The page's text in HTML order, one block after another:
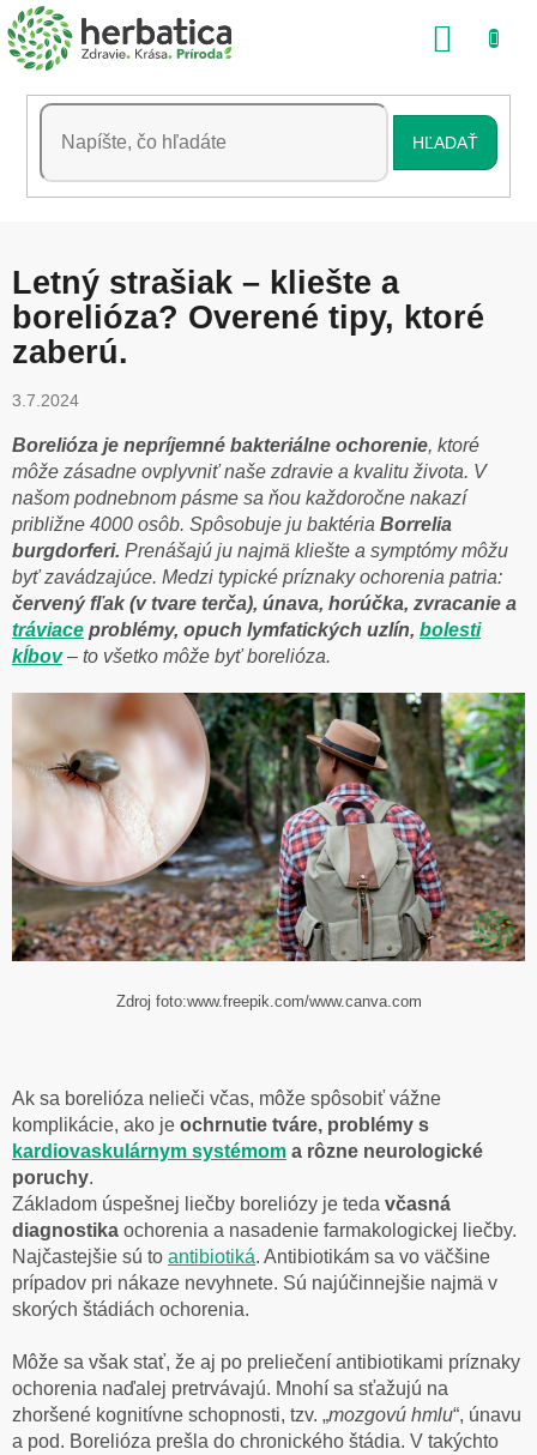
Prejsť
na
obsah
HĽADAŤ
Letný strašiak – kliešte a
borelióza? Overené tipy, ktoré
zaberú.
3.7.2024
Borelióza je nepríjemné bakteriálne ochorenie, ktoré
môže zásadne ovplyvniť naše zdravie a kvalitu života. V
našom podnebnom pásme sa ňou každoročne nakazí
približne 4000 osôb. Spôsobuje ju baktéria Borrelia
burgdorferi. Prenášajú ju najmä kliešte a symptómy môžu
byť zavádzajúce. Medzi typické príznaky ochorenia patria:
červený fľak (v tvare terča), únava, horúčka, zvracanie a
tráviace problémy, opuch lymfatických uzlín, bolesti
kĺbov– to všetko môže byť borelióza.
Zdroj foto:www.freepik.com/www.canva.com
Ak sa borelióza nelieči včas, môže spôsobiť vážne
komplikácie, ako je ochrnutie tváre, problémy s
kardiovaskulárnym systémom a rôzne neurologické
poruchy.
Základom úspešnej liečby boreliózy je teda včasná
diagnostika ochorenia a nasadenie farmakologickej liečby.
Najčastejšie sú to antibiotiká. Antibiotikám sa vo väčšine
prípadov pri nákaze nevyhnete. Sú najúčinnejšie najmä v
skorých štádiách ochorenia.
Môže sa však stať, že aj po preliečení antibiotikami príznaky
ochorenia naďalej pretrvávajú. Mnohí sa sťažujú na
zhoršené kognitívne schopnosti, tzv. „mozgovú hmlu“, únavu
a pod. Borelióza prešla do chronického štádia. V takýchto